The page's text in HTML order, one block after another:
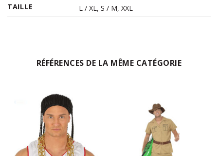
TAILLE
L / XL ,S / M,XXL
RÉFÉRENCES DE LA MÊME CATÉGORIE